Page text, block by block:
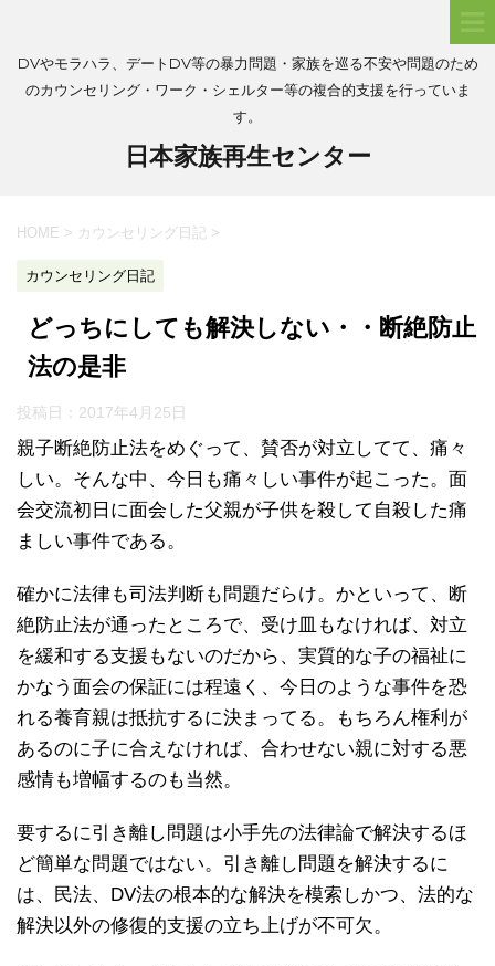
DVやモラハラ、デートDV等の暴力問題・家族を巡る不安や問題のため
のカウンセリング・ワーク・シェルター等の複合的支援を行っていま
す。
日本家族再生センター
HOME > カウンセリング日記 >
カウンセリング日記
どっちにしても解決しない・・断絶防止
法の是非
投稿日： 2017年4月25日
親子断絶防止法をめぐって、賛否が対立してて、痛々
しい。そんな中、今日も痛々しい事件が起こった。面
会交流初日に面会した父親が子供を殺して自殺した痛
ましい事件である。
確かに法律も司法判断も問題だらけ。かといって、断
絶防止法が通ったところで、受け皿もなければ、対立
を緩和する支援もないのだから、実質的な子の福祉に
かなう面会の保証には程遠く、今日のような事件を恐
れる養育親は抵抗するに決まってる。もちろん権利が
あるのに子に合えなければ、合わせない親に対する悪
感情も増幅するのも当然。
要するに引き離し問題は小手先の法律論で解決するほ
ど簡単な問題ではない。引き離し問題を解決するに
は、民法、DV法の根本的な解決を模索しかつ、法的な
解決以外の修復的支援の立ち上げが不可欠。